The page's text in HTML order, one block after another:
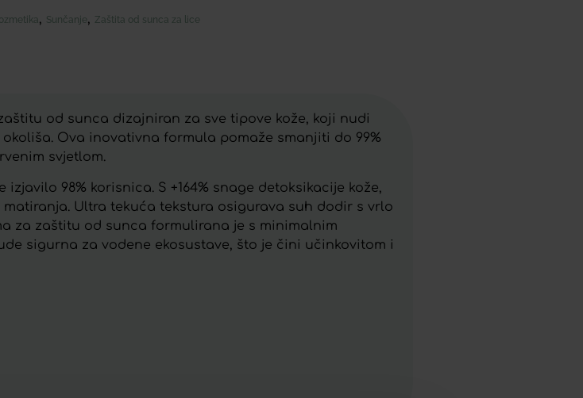
, Sunčanje, Zaštita od sunca za lice
od sunca dizajniran za sve tipove kože, koji nudi
Ova inovativna formula pomaže smanjiti do 99%
svjetlom.
98% korisnica. S +164% snage detoksikacije kože,
Ultra tekuća tekstura osigurava suh dodir s vrlo
za zaštitu od sunca formulirana je s minimalnim
sigurna za vodene ekosustave, što je čini učinkovitom i